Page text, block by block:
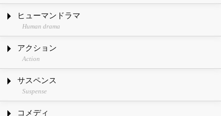
ヒューマンドラマ
Human drama
アクション
Action
サスペンス
Suspense
コメディ